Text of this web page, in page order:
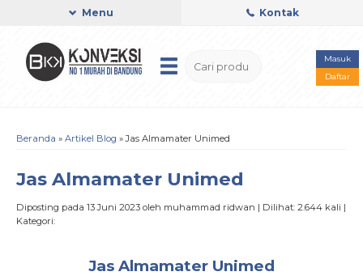
Menu Kontak
Masuk
Daftar
Beranda » Artikel Blog » Jas Almamater Unimed
Jas Almamater Unimed
Diposting pada 13 Juni 2023 oleh muhammad ridwan | Dilihat: 2.644 kali |
Kategori:
Jas Almamater Unimed